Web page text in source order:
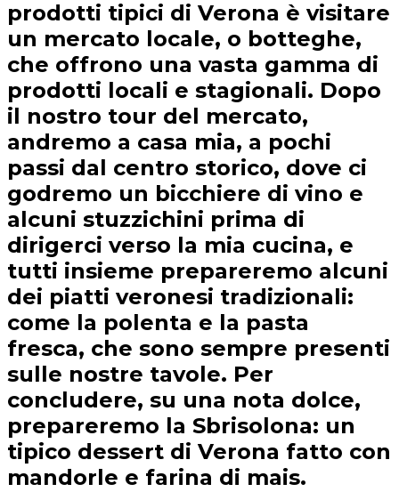
prodotti tipici di Verona è visitare
un mercato locale, o botteghe,
che offrono una vasta gamma di
prodotti locali e stagionali. Dopo
il nostro tour del mercato,
andremo a casa mia, a pochi
passi dal centro storico, dove ci
godremo un bicchiere di vino e
alcuni stuzzichini prima di
dirigerci verso la mia cucina, e
tutti insieme prepareremo alcuni
dei piatti veronesi tradizionali:
come la polenta e la pasta
fresca, che sono sempre presenti
sulle nostre tavole. Per
concludere, su una nota dolce,
prepareremo la Sbrisolona: un
tipico dessert di Verona fatto con
mandorle e farina di mais.